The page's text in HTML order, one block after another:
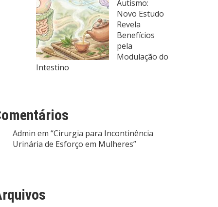
Autismo:
Novo Estudo
Revela
Benefícios
pela
Modulação do
Intestino
Admin em “Cirurgia para Incontinência
Urinária de Esforço em Mulheres”